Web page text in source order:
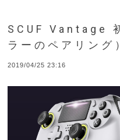
SCUF Vantage
ラーのペアリング
2019/04/25 23:16